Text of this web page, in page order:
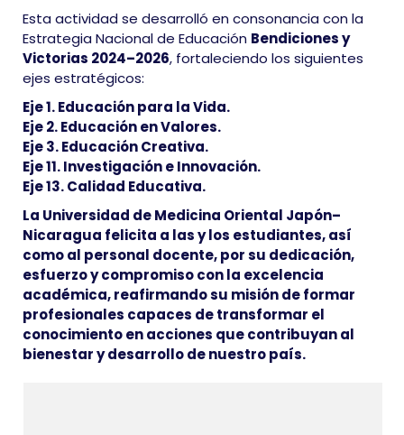
Esta actividad se desarrolló en consonancia con la
Estrategia Nacional de Educación Bendiciones y
Victorias 2024–2026, fortaleciendo los siguientes
ejes estratégicos:
Eje 1. Educación para la Vida.
Eje 2. Educación en Valores.
Eje 3. Educación Creativa.
Eje 11. Investigación e Innovación.
Eje 13. Calidad Educativa.
La Universidad de Medicina Oriental Japón–
Nicaragua felicita a las y los estudiantes, así
como al personal docente, por su dedicación,
esfuerzo y compromiso con la excelencia
académica, reafirmando su misión de formar
profesionales capaces de transformar el
conocimiento en acciones que contribuyan al
bienestar y desarrollo de nuestro país.